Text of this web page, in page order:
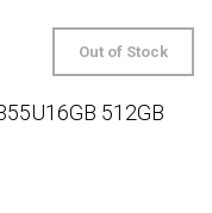
Out of Stock
512GB